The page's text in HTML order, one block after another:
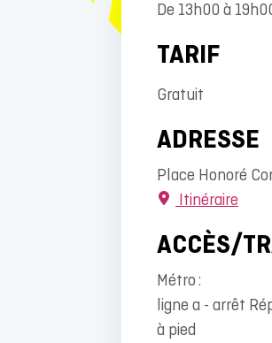
De 13h00 à
TARIF
Gratuit
ADRESSE
Place Honoré
Itinéraire
ACCÈS/
Métro :
ligne a - arrêt
à pied